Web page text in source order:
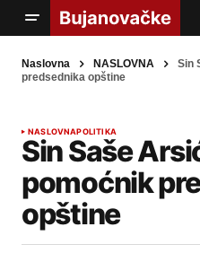
Naslovna NASLOVNA
Sin
predsednika opštine
NASLOVNAPOLITIKA
Sin Saše
pomoćnik
opštine